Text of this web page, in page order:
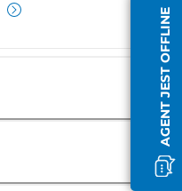
AGENT JEST OFFLINE